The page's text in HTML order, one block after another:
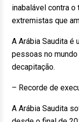
inabalável contra
extremistas que
A Arábia Saudita é
pessoas no
decapitação.
– Recorde de
A Arábia Saudita